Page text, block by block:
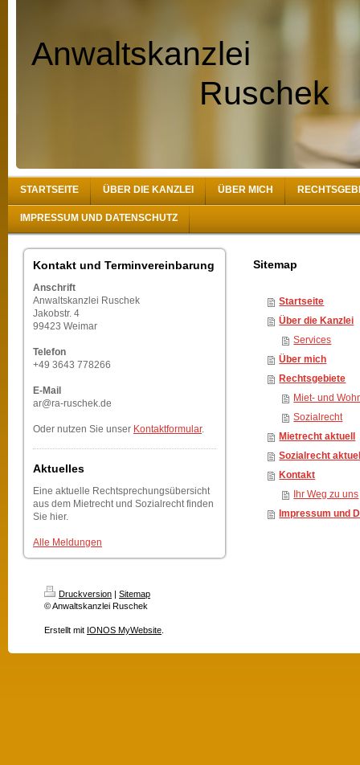
Anwaltskanzlei
Ruschek
STARTSEITE ÜBER DIE KANZLEI ÜBER MICH
IMPRESSUM UND DATENSCHUTZ
Kontakt und Terminvereinbarung
Anschrift
Anwaltskanzlei Ruschek
Jakobstr. 4
99423 Weimar
Telefon
+49 3643 778266
E-Mail
ar@ra-ruschek.de
Oder nutzen Sie unser Kontaktformular.
Aktuelles
Eine aktuelle Rechtsprechungsübersicht
aus dem Mietrecht und Sozialrecht finden
Sie hier.
Alle Meldungen
Sitemap
Startseite
Über die Kanzlei
Services
Über mich
Rechtsgebiete
Miet- und
Sozialrecht
Mietrecht aktuell
Sozialrecht
Kontakt
Ihr Weg zu uns
Impressum und
Druckversion | Sitemap
© Anwaltskanzlei Ruschek
Erstellt mit IONOS MyWebsite